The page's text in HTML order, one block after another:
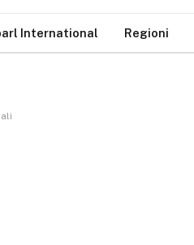
International Regioni